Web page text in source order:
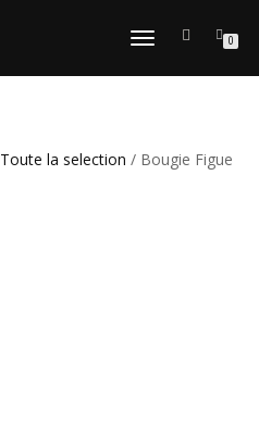
DÉPLIER
NAVIGATION
0
Toute la selection / Bougie Figue